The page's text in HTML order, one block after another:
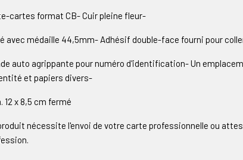
cartes format CB- Cuir pleine fleur-
avec médaille 44,5mm- Adhésif double-face fourni pour
auto agrippante pour numéro d'identification- Un
et papiers divers-
12 x 8,5 cm fermé
nécessite l'envoi de votre carte professionnelle ou